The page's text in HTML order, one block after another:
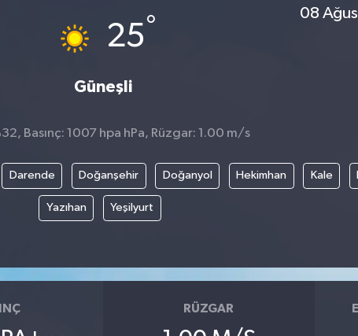
25°
Güneşli
08
Basınç: 1007 hpa hPa, Rüzgar: 1.00 m/s
Darende Doğanşehir Doğanyol Hekimhan Kale
Yazıhan Yeşilyurt
RÜZGAR